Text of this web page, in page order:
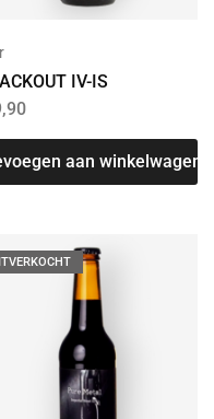
IV-IS
aan winkelwagen